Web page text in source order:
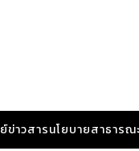
ข่าวสารนโยบายสาธารณ